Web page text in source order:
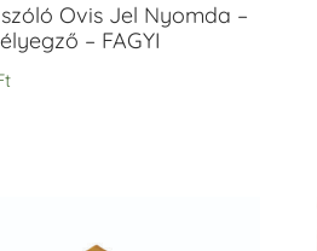
Ovis Jel Nyomda –
– FAGYI